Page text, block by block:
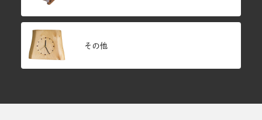
その他